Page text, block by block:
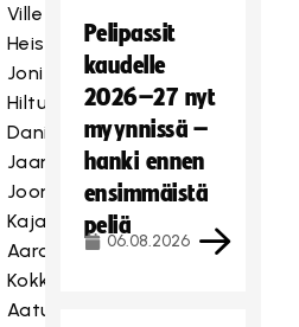
Ville
Heiska,
Joni
Hiltunen,
Dani
Jaaranen,
Joona
Kajaala,
Aaro
Kokko,
Aatu
Pelipassit
kaudelle
2026–27 nyt
myynnissä –
hanki ennen
ensimmäistä
peliä
06.08.2026